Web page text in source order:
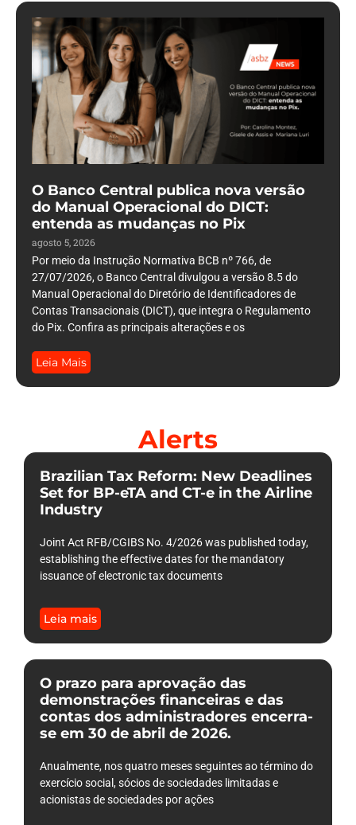
O Banco Central publica nova versão
do Manual Operacional do DICT:
entenda as mudanças no Pix
agosto 5, 2026
Por meio da Instrução Normativa BCB nº 766, de
27/07/2026, o Banco Central divulgou a versão 8.5 do
Manual Operacional do Diretório de Identificadores de
Contas Transacionais (DICT), que integra o Regulamento
do Pix. Confira as principais alterações e os
Leia Mais
Alerts
Brazilian Tax Reform: New Deadlines
Set for BP-eTA and CT-e in the Airline
Industry
Joint Act RFB/CGIBS No. 4/2026 was published today,
establishing the effective dates for the mandatory
issuance of electronic tax documents
Leia mais
O prazo para aprovação das
demonstrações financeiras e das
contas dos administradores encerra-
se em 30 de abril de 2026.
Anualmente, nos quatro meses seguintes ao término do
exercício social, sócios de sociedades limitadas e
acionistas de sociedades por ações